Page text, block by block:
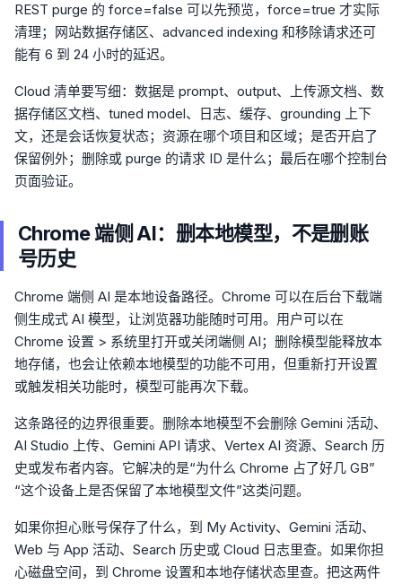
REST purge 的 force=false 可以先预览，force=true 才实际
清理；网站数据存储区、advanced indexing 和移除请求还可
能有 6 到 24 小时的延迟。
Cloud 清单要写细：数据是 prompt、output、上传源文档、数
据存储区文档、tuned model、日志、缓存、grounding 上下
文，还是会话恢复状态；资源在哪个项目和区域；是否开启了
保留例外；删除或 purge 的请求 ID 是什么；最后在哪个控制台
页面验证。
Chrome 端侧 AI：删本地模型，不是删账
号历史
Chrome 端侧 AI 是本地设备路径。Chrome 可以在后台下载端
侧生成式 AI 模型，让浏览器功能随时可用。用户可以在
Chrome 设置 > 系统里打开或关闭端侧 AI；删除模型能释放本
地存储，也会让依赖本地模型的功能不可用，但重新打开设置
或触发相关功能时，模型可能再次下载。
这条路径的边界很重要。删除本地模型不会删除 Gemini 活动、
AI Studio 上传、Gemini API 请求、Vertex AI 资源、Search 历
史或发布者内容。它解决的是“为什么 Chrome 占了好几 GB”
“这个设备上是否保留了本地模型文件”这类问题。
如果你担心账号保存了什么，到 My Activity、Gemini 活动、
Web 与 App 活动、Search 历史或 Cloud 日志里查。如果你担
心磁盘空间，到 Chrome 设置和本地存储状态里查。把这两件